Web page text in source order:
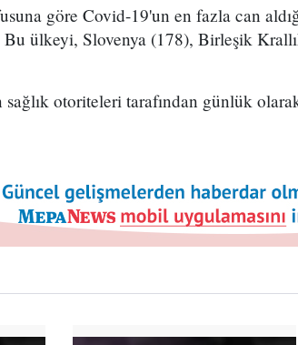
göre Covid-19'un en fazla can
ülkeyi, Slovenya (178), Birleşik
sağlık otoriteleri tarafından günlük